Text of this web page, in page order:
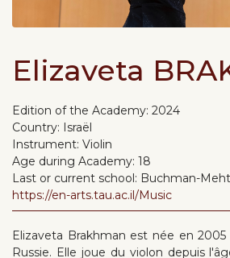
Elizaveta
Edition of the Academy: 2024
Country: Israël
Instrument: Violin
Age during Academy: 18
Last or current school: Buchman-
https://en-arts.tau.ac.il/Music
Elizaveta Brakhman est née en
Russie. Elle joue du violon depuis